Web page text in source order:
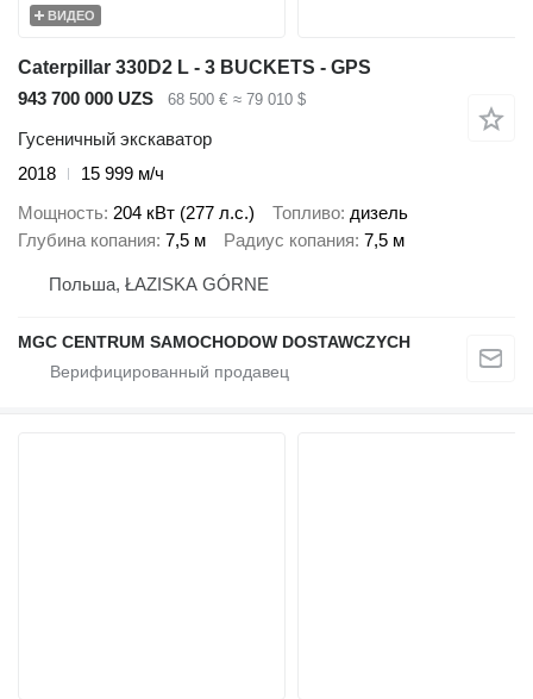
ВИДЕО
Caterpillar 330D2 L - 3 BUCKETS - GPS
943 700 000 UZS
68 500 € ≈ 79 010 $
Гусеничный экскаватор
2018
15 999 м/ч
Мощность 204 кВт (277 л.с.) Топливо дизель
Глубина копания 7,5 м Радиус копания 7,5 м
Польша, ŁAZISKA GÓRNE
MGC CENTRUM SAMOCHODOW DOSTAWCZYCH